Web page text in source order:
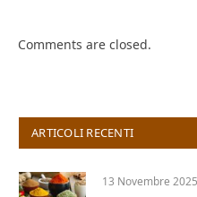
Comments are closed.
ARTICOLI RECENTI
13 Novembre 2025